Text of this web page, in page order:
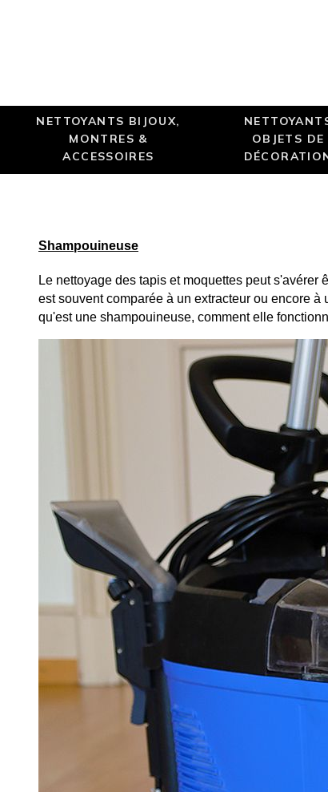
NETTOYANTS BIJOUX,
MONTRES &
ACCESSOIRES
OBJETS DE
Shampouineuse
Le nettoyage des tapis et moquettes peut
est souvent comparée à un extracteur ou encore à
qu'est une shampouineuse, comment elle